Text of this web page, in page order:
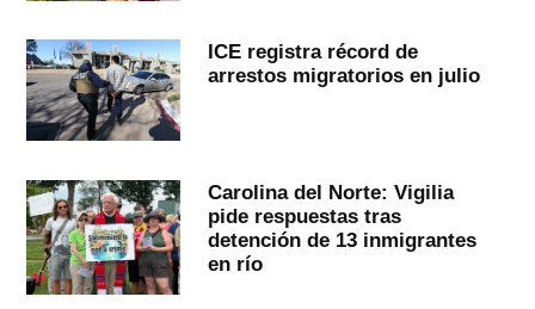
ICE registra récord de
arrestos migratorios en julio
Carolina del Norte: Vigilia
pide respuestas tras
detención de 13 inmigrantes
en río